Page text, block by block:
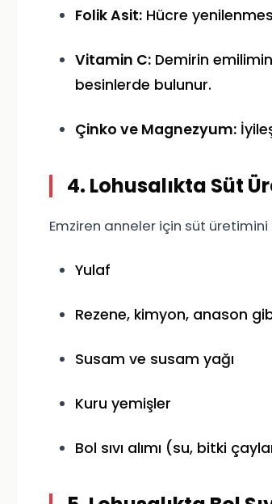
Folik Asit: Hücre
Vitamin C: Demirin
besinlerde bulunur.
Çinko ve Magnezyum:
4. Lohusalıkta Süt
Emziren anneler için süt
Yulaf
Rezene, kimyon, anason
Susam ve susam yağı
Kuru yemişler
Bol sıvı alımı (su, bitki